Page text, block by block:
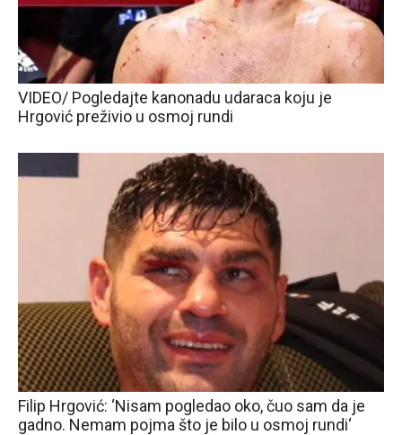
VIDEO/ Pogledajte kanonadu udaraca koju je
Hrgović preživio u osmoj rundi
Filip Hrgović: ‘Nisam pogledao oko, čuo sam da je
gadno. Nemam pojma što je bilo u osmoj rundi‘